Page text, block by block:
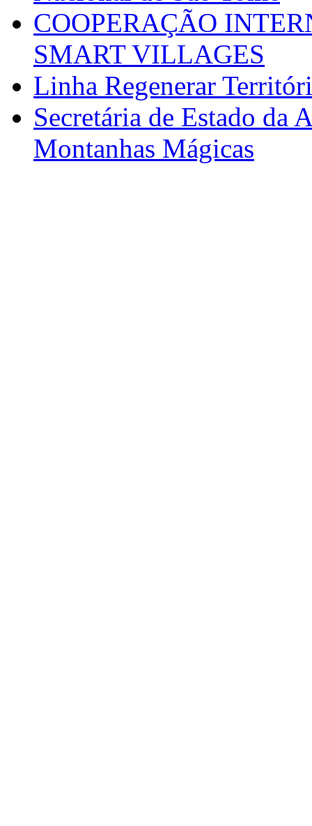
COOPERAÇÃO
SMART VILLAGES
Linha Regenerar
Secretária de Estado da
Montanhas Mágicas